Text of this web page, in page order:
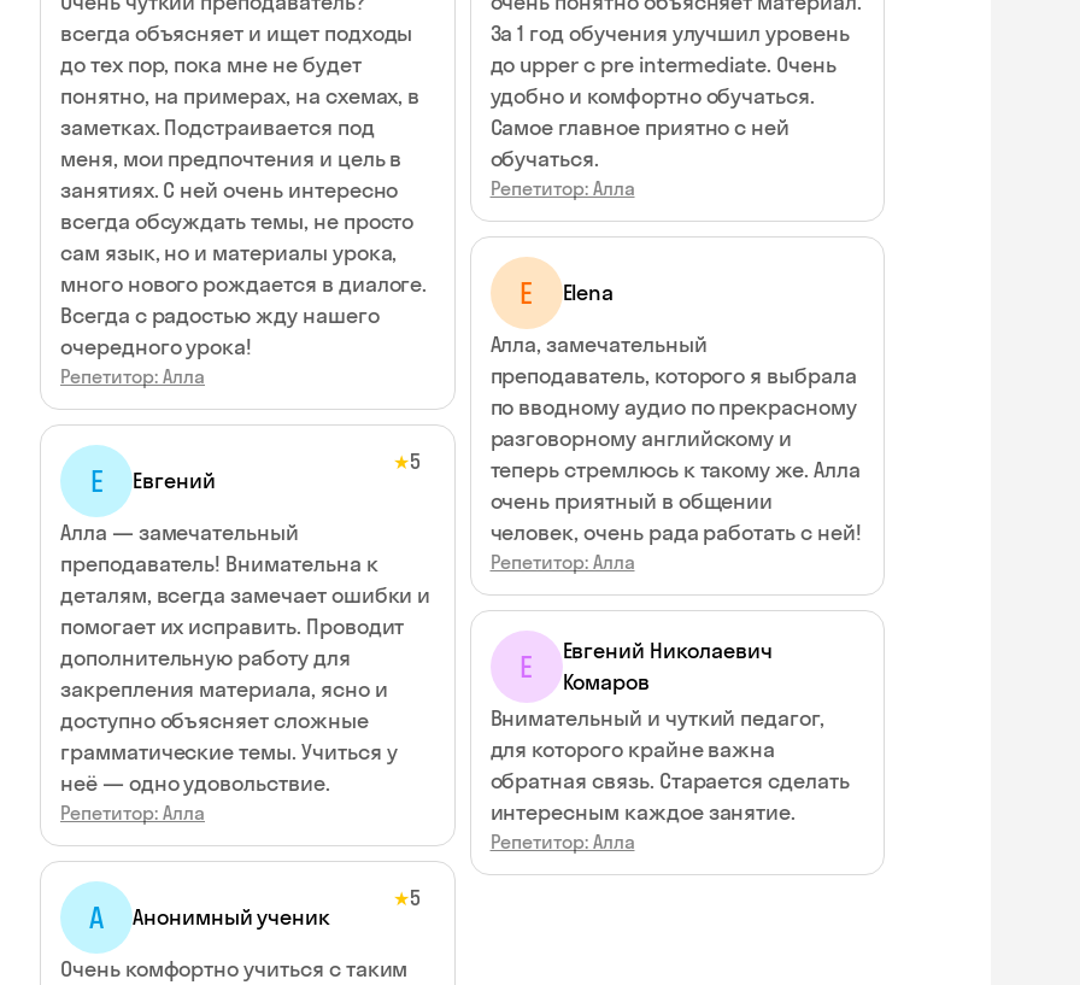
всегда объясняет и ищет подходы
до тех пор, пока мне не будет
понятно, на примерах, на схемах, в
заметках. Подстраивается под
меня, мои предпочтения и цель в
занятиях. С ней очень интересно
всегда обсуждать темы, не просто
сам язык, но и материалы урока,
много нового рождается в диалоге.
Всегда с радостью жду нашего
очередного урока!
Репетитор: Алла
Е Евгений
★5
Алла — замечательный
преподаватель! Внимательна к
деталям, всегда замечает ошибки и
помогает их исправить. Проводит
дополнительную работу для
закрепления материала, ясно и
доступно объясняет сложные
грамматические темы. Учиться у
неё — одно удовольствие.
Репетитор: Алла
А Анонимный ученик
★5
Очень комфортно учиться с таким
За 1 год обучения улучшил уровень
до upper c pre intermediate. Очень
удобно и комфортно обучаться.
Самое главное приятно с ней
обучаться.
Репетитор: Алла
E
Elena
Алла, замечательный
преподаватель, которого я выбрала
по вводному аудио по прекрасному
разговорному английскому и
теперь стремлюсь к такому же. Алла
очень приятный в общении
человек, очень рада работать с ней!
Репетитор: Алла
Е
Евгений Николаевич
Комаров
Внимательный и чуткий педагог,
для которого крайне важна
обратная связь. Старается сделать
интересным каждое занятие.
Репетитор: Алла